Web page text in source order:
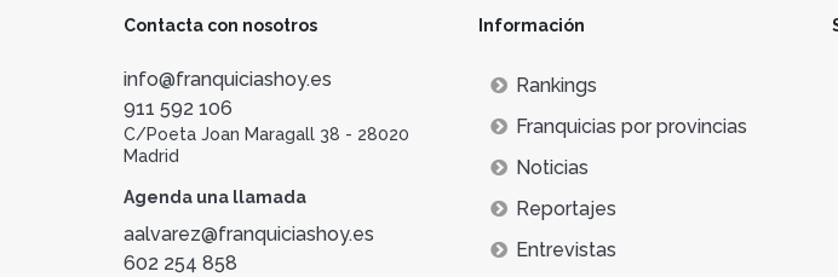
Contacta con nosotros
info@franquiciashoy.es
911 592 106
C/Poeta Joan Maragall 38 - 28020
Madrid
Agenda una llamada
aalvarez@franquiciashoy.es
602 254 858
Información
Rankings
Franquicias por provincias
Noticias
Reportajes
Entrevistas